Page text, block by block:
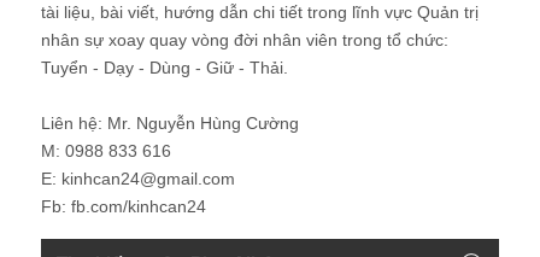
tài liệu, bài viết, hướng dẫn chi tiết trong lĩnh vực Quản trị
nhân sự xoay quay vòng đời nhân viên trong tổ chức:
Tuyển - Dạy - Dùng - Giữ - Thải.
Liên hệ: Mr. Nguyễn Hùng Cường
M: 0988 833 616
E: kinhcan24@gmail.com
Fb: fb.com/kinhcan24